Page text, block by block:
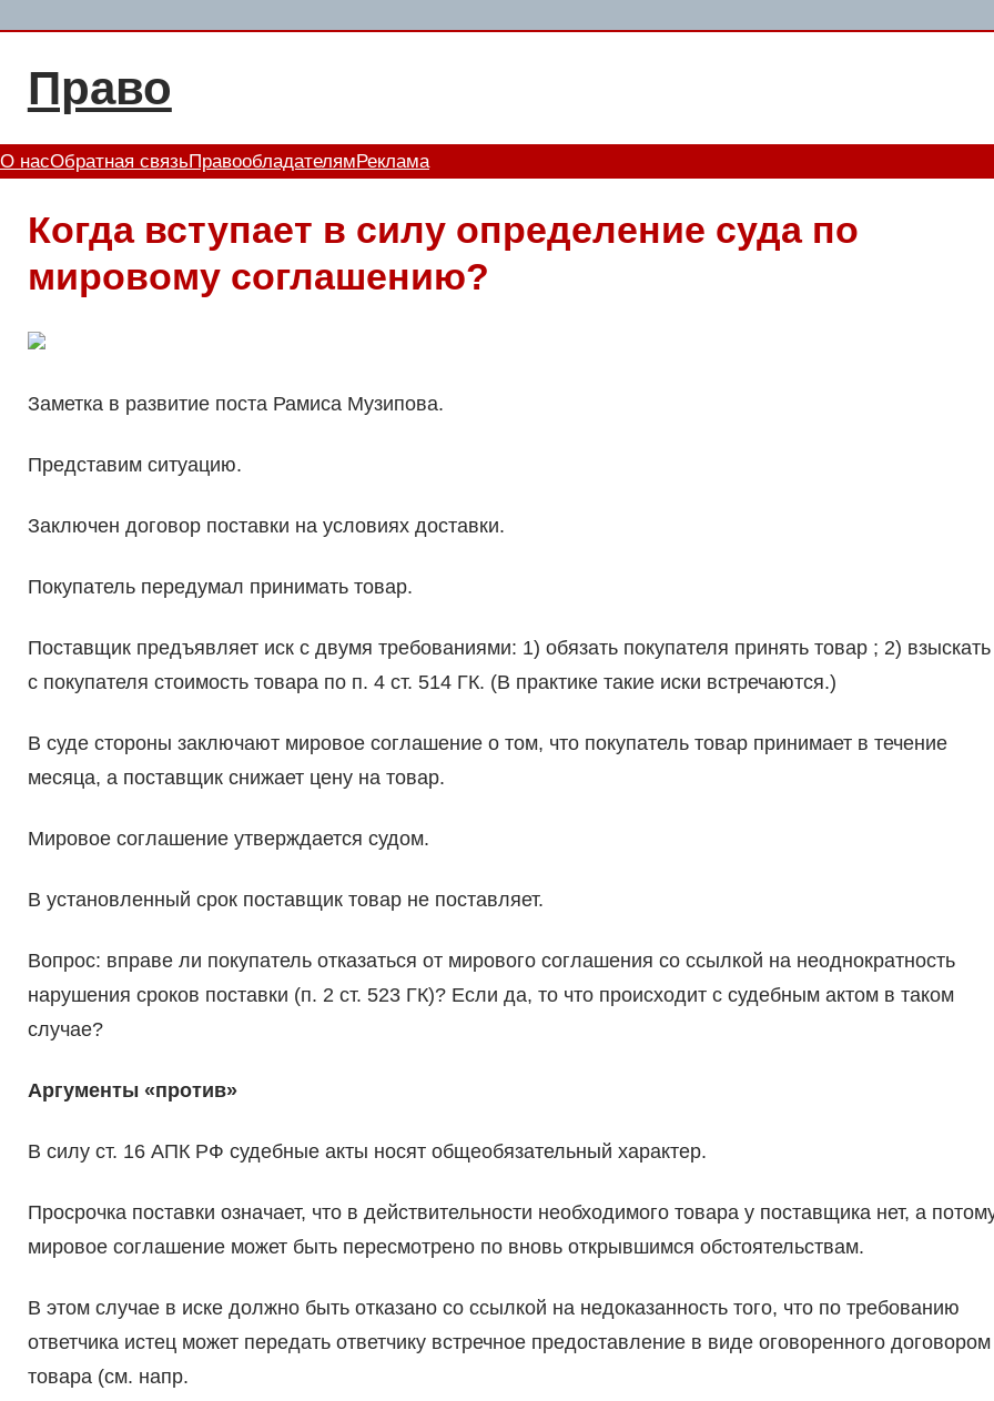
содержимому
Право
О насОбратная связьПравообладателям Реклама
Когда вступает в силу определение суда по
мировому соглашению?
Заметка в развитие поста Рамиса Музипова.
Представим ситуацию.
Заключен договор поставки на условиях доставки.
Покупатель передумал принимать товар.
Поставщик предъявляет иск с двумя требованиями: 1) обязать покупателя принять товар ; 2) взыскать
с покупателя стоимость товара по п. 4 ст. 514 ГК. (В практике такие иски встречаются.)
В суде стороны заключают мировое соглашение о том, что покупатель товар принимает в течение
месяца, а поставщик снижает цену на товар.
Мировое соглашение утверждается судом.
В установленный срок поставщик товар не поставляет.
Вопрос: вправе ли покупатель отказаться от мирового соглашения со ссылкой на неоднократность
нарушения сроков поставки (п. 2 ст. 523 ГК)? Если да, то что происходит с судебным актом в таком
случае?
Аргументы «против»
В силу ст. 16 АПК РФ судебные акты носят общеобязательный характер.
Просрочка поставки означает, что в действительности необходимого товара у поставщика нет, а
мировое соглашение может быть пересмотрено по вновь открывшимся обстоятельствам.
В этом случае в иске должно быть отказано со ссылкой на недоказанность того, что по требованию
ответчика истец может передать ответчику встречное предоставление в виде оговоренного договором
товара (см. напр.